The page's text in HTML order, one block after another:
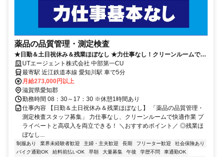
薬品の品質管理・測定検査
★日勤＆土日祝休み＆残業ほぼなし ★力仕事なし！クリーンルームで快
適作業 ★イチから丁寧な研修あり
UTエージェント株式会社 中部第一CU
最寄駅 近江鉄道本線 愛知川駅 車で5分
月給273,000円以上
滋賀県愛知郡
勤務時間 08：30～17：30 ※休憩1時間あり
仕事内容 【日勤＆土日祝休み＆残業ほぼなし】 「薬品の品質管理・
測定検査スタッフ募集」 力仕事なし、クリーンルームで快適作業 プ
ライベートと高収入を両立できる！ ＼おすすめポイント／ ◎残業ほ
ぼなし...
制服あり 業界未経験者歓迎 主婦・主夫歓迎 長期 フリーター歓迎
社会保険あり
バイク通勤OK
給料前払いOK 早朝 大量募集 午後 学歴不問
車通勤OK